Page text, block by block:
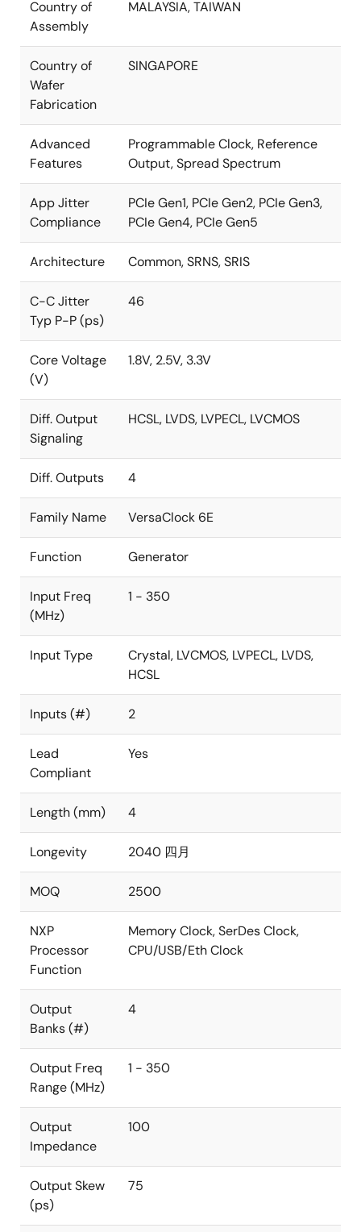
Country of
Assembly
MALAYSIA, TAIWAN
Country of
Wafer
Fabrication
SINGAPORE
Advanced
Features
Programmable Clock, Reference
Output, Spread Spectrum
App Jitter
Compliance
PCIe Gen1, PCIe Gen2, PCIe Gen3,
PCIe Gen4, PCIe Gen5
Architecture Common, SRNS, SRIS
C-C Jitter
Typ P-P (ps)
46
Core Voltage
(V)
1.8V, 2.5V, 3.3V
Diff. Output
Signaling
HCSL, LVDS, LVPECL, LVCMOS
Diff. Outputs 4
Family Name VersaClock 6E
Function Generator
Input Freq
(MHz)
1 - 350
Input Type
Crystal, LVCMOS, LVPECL, LVDS,
HCSL
Inputs (#) 2
Lead
Compliant
Yes
Length (mm) 4
Longevity 2040 四月
MOQ 2500
NXP
Processor
Function
Memory Clock, SerDes Clock,
CPU/USB/Eth Clock
Output
Banks (#)
4
Output Freq
Range (MHz)
1 - 350
Output
Impedance
100
Output Skew
(ps)
75